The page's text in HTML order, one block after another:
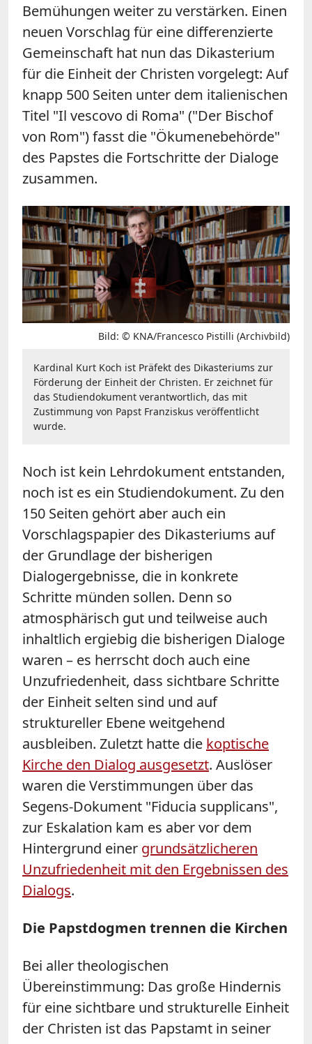
Bemühungen weiter zu verstärken. Einen
neuen Vorschlag für eine differenzierte
Gemeinschaft hat nun das Dikasterium
für die Einheit der Christen vorgelegt: Auf
knapp 500 Seiten unter dem italienischen
Titel "Il vescovo di Roma" ("Der Bischof
von Rom") fasst die "Ökumenebehörde"
des Papstes die Fortschritte der Dialoge
zusammen.
Bild: © KNA/Francesco Pistilli (Archivbild)
Kardinal Kurt Koch ist Präfekt des Dikasteriums zur
Förderung der Einheit der Christen. Er zeichnet für
das Studiendokument verantwortlich, das mit
Zustimmung von Papst Franziskus veröffentlicht
wurde.
Noch ist kein Lehrdokument entstanden,
noch ist es ein Studiendokument. Zu den
150 Seiten gehört aber auch ein
Vorschlagspapier des Dikasteriums auf
der Grundlage der bisherigen
Dialogergebnisse, die in konkrete
Schritte münden sollen. Denn so
atmosphärisch gut und teilweise auch
inhaltlich ergiebig die bisherigen Dialoge
waren – es herrscht doch auch eine
Unzufriedenheit, dass sichtbare Schritte
der Einheit selten sind und auf
struktureller Ebene weitgehend
ausbleiben. Zuletzt hatte die koptische
Kirche den Dialog ausgesetzt. Auslöser
waren die Verstimmungen über das
Segens-Dokument "Fiducia supplicans",
zur Eskalation kam es aber vor dem
Hintergrund einer grundsätzlicheren
Unzufriedenheit mit den Ergebnissen des
Dialogs.
Die Papstdogmen trennen die Kirchen
Bei aller theologischen
Übereinstimmung: Das große Hindernis
für eine sichtbare und strukturelle Einheit
der Christen ist das Papstamt in seiner